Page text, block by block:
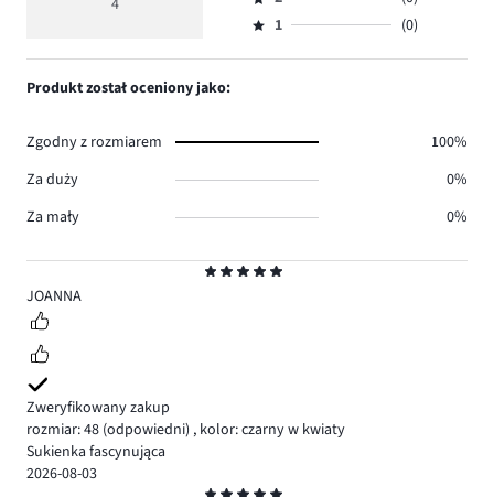
5
JOANNA
Zweryfikowany zakup
rozmiar: 48 (odpowiedni) , kolor: czarny w kwiaty
Sukienka fascynująca
2026-08-03
4.
głosów
ilość
Ocena
2,
Ocena
1,
1 (0)
Produkt został oceniony jako:
Zgodny z rozmiarem
100%
Za duży
0%
Za mały
0%